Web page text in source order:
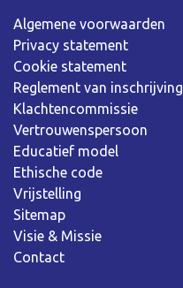
Algemene voorwaarden
Privacy statement
Cookie statement
Reglement van inschrijving
Klachtencommissie
Vertrouwenspersoon
Educatief model
Ethische code
Vrijstelling
Sitemap
Visie & Missie
Contact